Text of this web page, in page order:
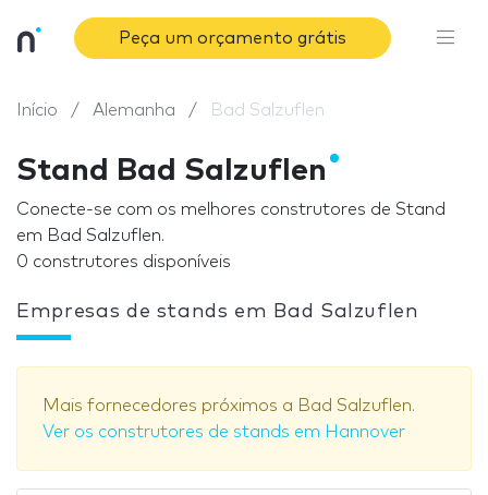
Peça um orçamento grátis
Início Alemanha Bad Salzuflen
Stand Bad Salzuflen
Conecte-se com os melhores construtores de Stand
em Bad Salzuflen.
0 construtores disponíveis
Empresas de stands em Bad Salzuflen
Mais fornecedores próximos a Bad Salzuflen.
Ver os construtores de stands em Hannover